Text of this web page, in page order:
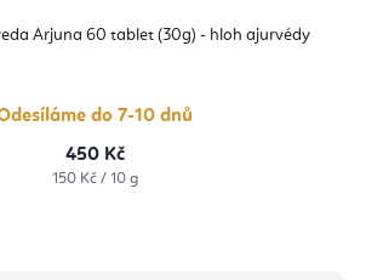
Arjuna 60 tablet (30g) - hloh ajurvédy
do 7-10 dnů
450 Kč
Měrná
150 Kč / 10 g